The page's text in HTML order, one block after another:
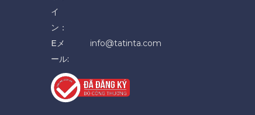
イ
ン：
Eメ
ール:
info@tatinta.com